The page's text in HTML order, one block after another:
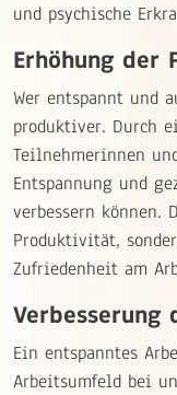
und psychische
Erhöhung
Wer entspannt und
produktiver. Durch
Teilnehmerinnen
Entspannung und
verbessern
Produktivität,
Zufriedenheit am
Ein entspanntes
Arbeitsumfeld bei